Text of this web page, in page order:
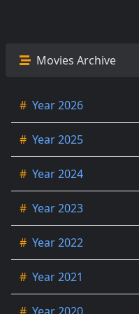
Movies Archive
# Year 2026
# Year 2025
# Year 2024
# Year 2023
# Year 2022
# Year 2021
# Year 2020